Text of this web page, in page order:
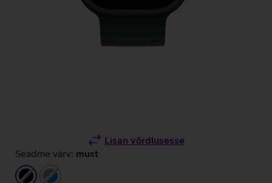
Lisan võrdlusesse
Seadme värv: must
must
hall/sinine